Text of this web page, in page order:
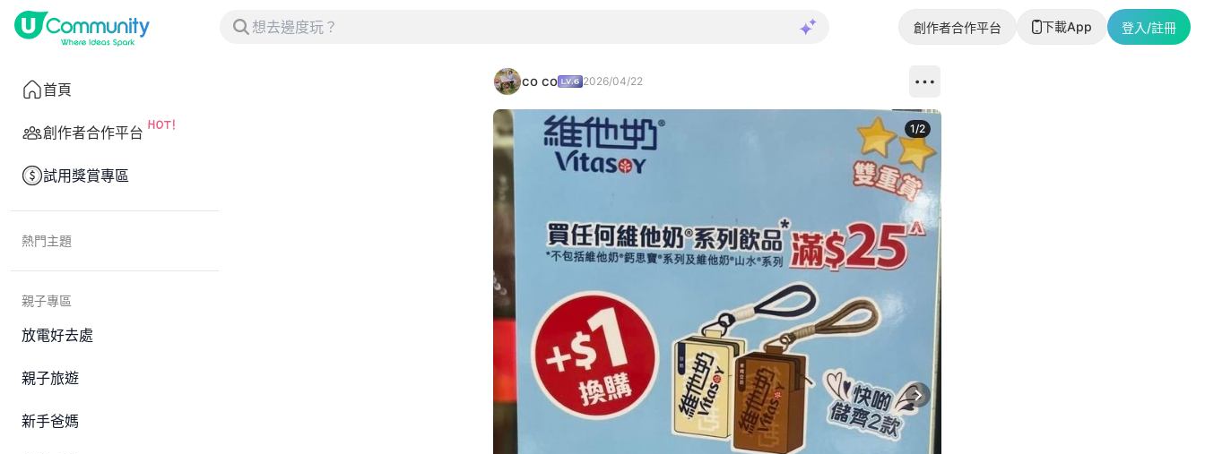
創作者合作平台 下載App 登入/註冊
首頁
創作者合作平台
試用獎賞專區
熱門主題
親子專區
放電好去處
親子旅遊
新手爸媽
co co 2026/04/22
Next slide
1/2